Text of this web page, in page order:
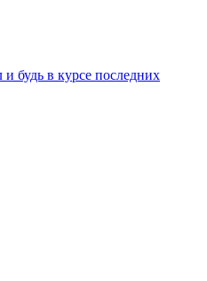
будь в курсе последних